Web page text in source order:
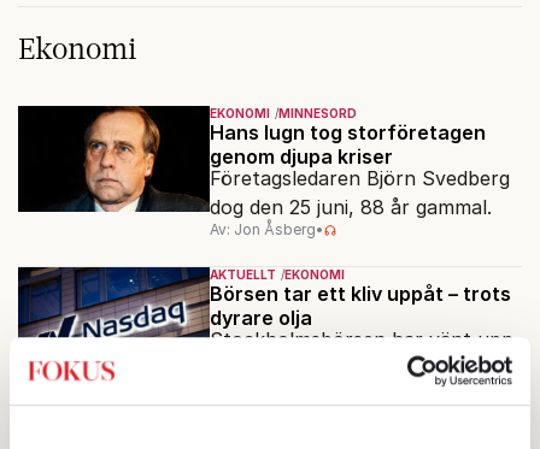
Ekonomi
EKONOMI MINNESORD
Hans lugn tog storföretagen
genom djupa kriser
Företagsledaren Björn Svedberg
dog den 25 juni, 88 år gammal.
Av: Jon Åsberg•
AKTUELLT EKONOMI
Börsen tar ett kliv uppåt – trots
dyrare olja
Stockholmsbörsen har vänt upp